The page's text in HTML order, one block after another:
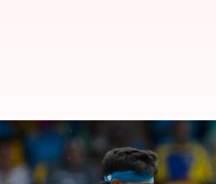
वेस्टइंडीज बनाम भारत: टी-
आदर्श कुमार Aug 01, 2023 04:28 pm